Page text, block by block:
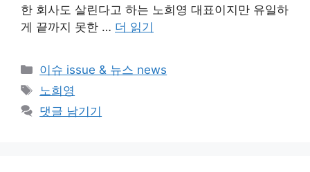
한 회사도 살린다고 하는 노희영 대표이지만 유일하
게 끝까지 못한 … 더 읽기
카
테
리
이슈 issue & 뉴스 news
태
그
노희영
댓글 남기기